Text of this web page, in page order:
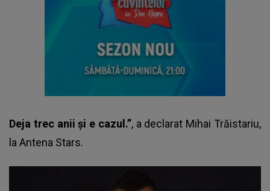
Deja trec anii și e cazul.”, a declarat Mihai Trăistariu,
la Antena Stars.